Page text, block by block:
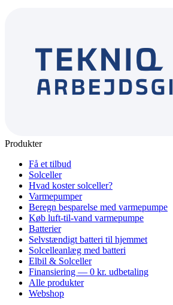
Produkter
Få et tilbud
Solceller
Hvad koster solceller?
Varmepumper
Beregn besparelse med varmepumpe
Køb luft-til-vand varmepumpe
Batterier
Selvstændigt batteri til hjemmet
Solcelleanlæg med batteri
Elbil & Solceller
Finansiering — 0 kr. udbetaling
Alle produkter
Webshop